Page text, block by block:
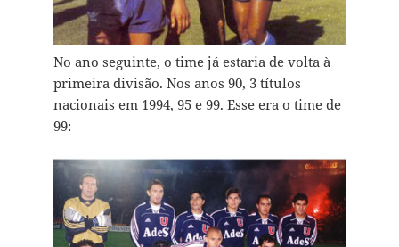
No ano seguinte, o time já estaria de volta à
primeira divisão. Nos anos 90, 3 títulos
nacionais em 1994, 95 e 99. Esse era o time de
99: